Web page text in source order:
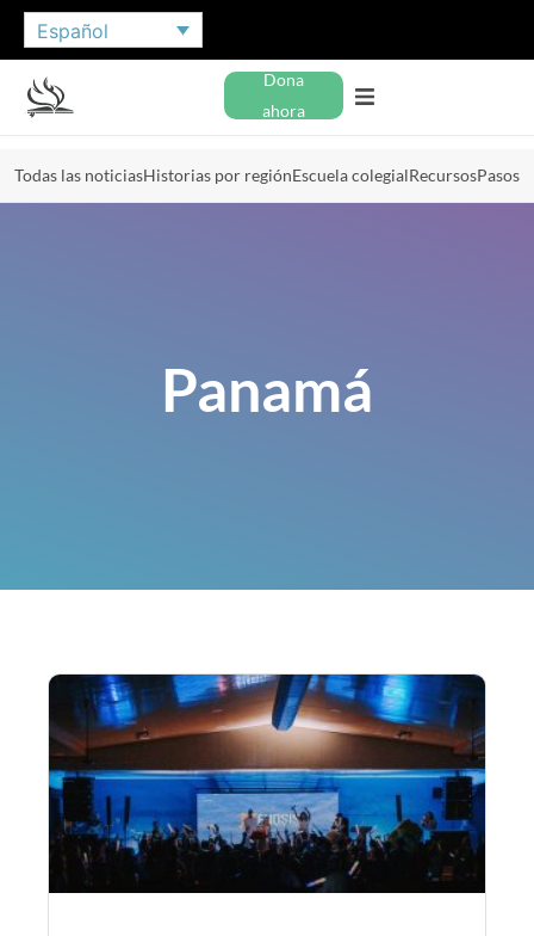
Español
Dona
ahora
Todas las noticiasHistorias por regiónEscuela colegialRecursosPasos
Panamá